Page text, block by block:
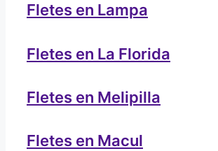
Fletes en Lampa
Fletes en La Florida
Fletes en Melipilla
Fletes en Macul